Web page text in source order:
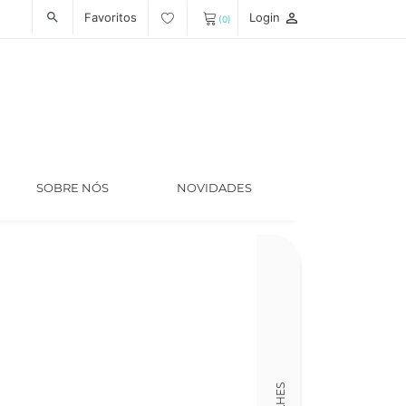
search Favoritos (0) Login person_outline
SOBRE NÓS NOVIDADES